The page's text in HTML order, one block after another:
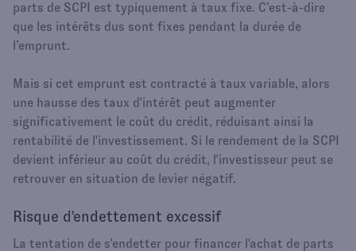
parts de SCPI est typiquement à taux fixe. C’est-à-dire
que les intérêts dus sont fixes pendant la durée de
l’emprunt.
Mais si cet emprunt est contracté à taux variable, alors
une hausse des taux d'intérêt peut augmenter
significativement le coût du crédit, réduisant ainsi la
rentabilité de l'investissement. Si le rendement de la SCPI
devient inférieur au coût du crédit, l'investisseur peut se
retrouver en situation de levier négatif.
Risque d'endettement excessif
La tentation de s'endetter pour financer l'achat de parts